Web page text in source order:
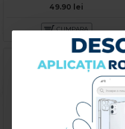
49.90 lei
CUMPARA